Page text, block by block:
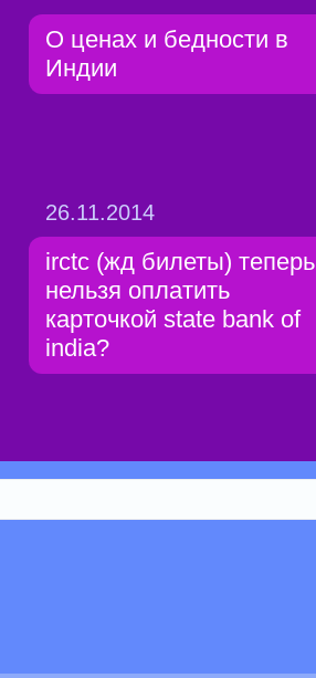
О ценах и бедности в
Индии
26.11.2014
irctc (жд билеты) теперь
нельзя оплатить
карточкой state bank of
india?